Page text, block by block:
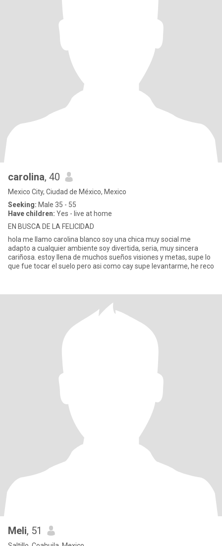
carolina, 40
Mexico City, Ciudad de México, Mexico
Seeking: Male 35 - 55
Have children: Yes - live at home
EN BUSCA DE LA FELICIDAD
hola me llamo carolina blanco soy una chica muy social me
adapto a cualquier ambiente soy divertida, seria, muy sincera
cariñosa. estoy llena de muchos sueños visiones y metas, supe lo
que fue tocar el suelo pero asi como cay supe levantarme, he reco
Meli, 51